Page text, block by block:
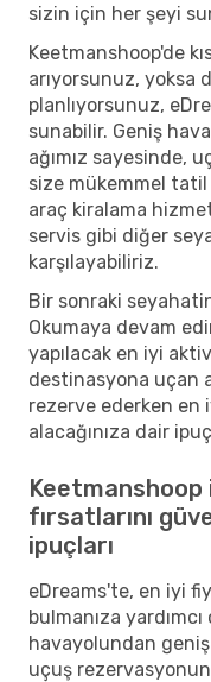
sizin için her şeyi
Keetmanshoop'de
arıyorsunuz, yoksa
planlıyorsunuz,
sunabilir. Geniş
ağımız sayesinde,
size mükemmel
araç kiralama
servis gibi diğer
karşılayabiliriz.
Bir sonraki
Okumaya devam
yapılacak en iyi
destinasyona uçan
rezerve ederken en
alacağınıza dair
Keetmanshoop
fırsatlarını
ipuçları
eDreams'te, en iyi
bulmanıza
havayolundan
uçuş